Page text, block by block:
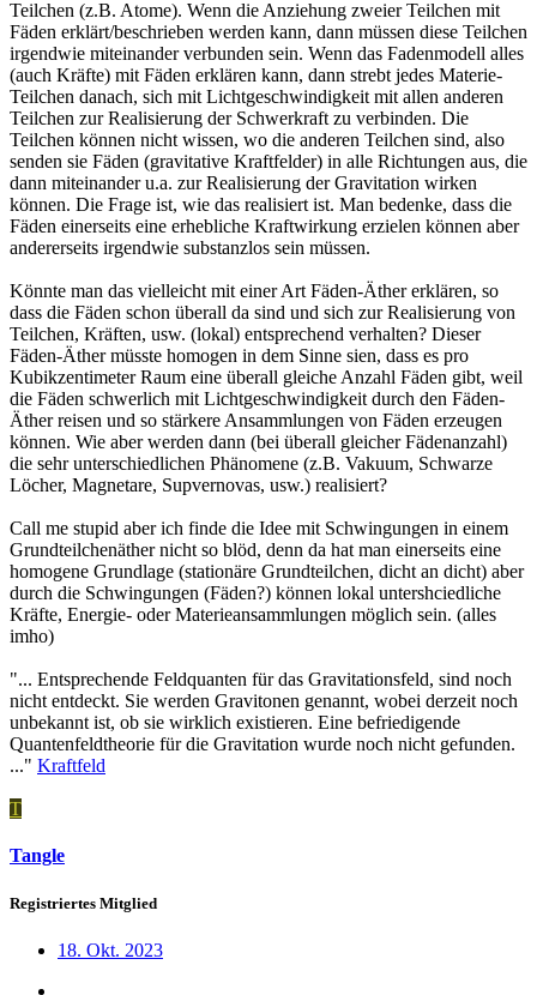
Teilchen (z.B. Atome). Wenn die Anziehung zweier Teilchen mit
Fäden erklärt/beschrieben werden kann, dann müssen diese Teilchen
irgendwie miteinander verbunden sein. Wenn das Fadenmodell alles
(auch Kräfte) mit Fäden erklären kann, dann strebt jedes Materie-
Teilchen danach, sich mit Lichtgeschwindigkeit mit allen anderen
Teilchen zur Realisierung der Schwerkraft zu verbinden. Die
Teilchen können nicht wissen, wo die anderen Teilchen sind, also
senden sie Fäden (gravitative Kraftfelder) in alle Richtungen aus, die
dann miteinander u.a. zur Realisierung der Gravitation wirken
können. Die Frage ist, wie das realisiert ist. Man bedenke, dass die
Fäden einerseits eine erhebliche Kraftwirkung erzielen können aber
andererseits irgendwie substanzlos sein müssen.
Könnte man das vielleicht mit einer Art Fäden-Äther erklären, so
dass die Fäden schon überall da sind und sich zur Realisierung von
Teilchen, Kräften, usw. (lokal) entsprechend verhalten? Dieser
Fäden-Äther müsste homogen in dem Sinne sien, dass es pro
Kubikzentimeter Raum eine überall gleiche Anzahl Fäden gibt, weil
die Fäden schwerlich mit Lichtgeschwindigkeit durch den Fäden-
Äther reisen und so stärkere Ansammlungen von Fäden erzeugen
können. Wie aber werden dann (bei überall gleicher Fädenanzahl)
die sehr unterschiedlichen Phänomene (z.B. Vakuum, Schwarze
Löcher, Magnetare, Supvernovas, usw.) realisiert?
Call me stupid aber ich finde die Idee mit Schwingungen in einem
Grundteilchenäther nicht so blöd, denn da hat man einerseits eine
homogene Grundlage (stationäre Grundteilchen, dicht an dicht) aber
durch die Schwingungen (Fäden?) können lokal untershciedliche
Kräfte, Energie- oder Materieansammlungen möglich sein. (alles
imho)
"... Entsprechende Feldquanten für das Gravitationsfeld, sind noch
nicht entdeckt. Sie werden Gravitonen genannt, wobei derzeit noch
unbekannt ist, ob sie wirklich existieren. Eine befriedigende
Quantenfeldtheorie für die Gravitation wurde noch nicht gefunden.
..." Kraftfeld
T
Tangle
Registriertes Mitglied
18. Okt. 2023